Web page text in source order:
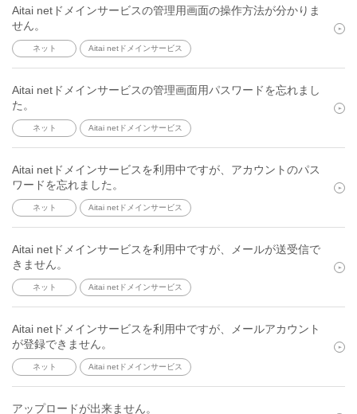
Aitai netドメインサービスの管理用画面の操作方法が分かりま
せん。
ネット Aitai netドメインサービス
Aitai netドメインサービスの管理画面用パスワードを忘れまし
た。
ネット Aitai netドメインサービス
Aitai netドメインサービスを利用中ですが、アカウントのパス
ワードを忘れました。
ネット Aitai netドメインサービス
Aitai netドメインサービスを利用中ですが、メールが送受信で
きません。
ネット Aitai netドメインサービス
Aitai netドメインサービスを利用中ですが、メールアカウント
が登録できません。
ネット Aitai netドメインサービス
アップロードが出来ません。